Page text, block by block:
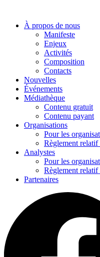
contenuÀ propos de nous
Manifeste
Enjeux
Activités
Composition
Contacts
Nouvelles
Événements
Médiathèque
Contenu gratuit
Contenu payant
Organisations
Pour les
Règlement relatif
Analystes
Pour les
Règlement relatif
Partenaires